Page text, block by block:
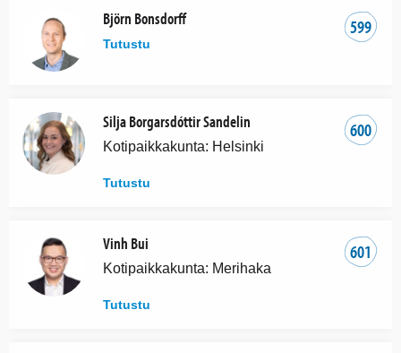
599
Björn Bonsdorff
Tutustu
600
Silja Borgarsdóttir Sandelin
Kotipaikkakunta: Helsinki
Tutustu
601
Vinh Bui
Kotipaikkakunta: Merihaka
Tutustu